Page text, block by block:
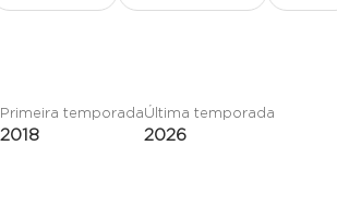
Primeira temporada
2018
Última temporada
2026